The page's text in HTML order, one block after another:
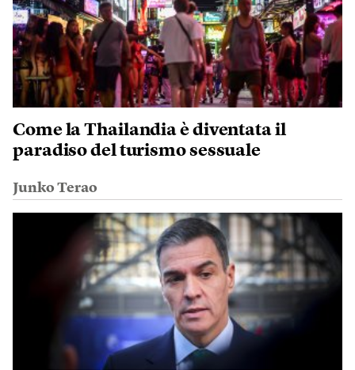
Come la Thailandia è diventata il
paradiso del turismo sessuale
Junko Terao